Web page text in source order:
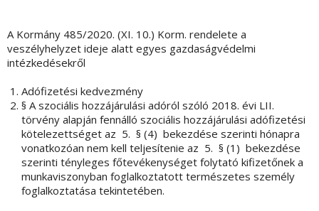
A Kormány 485/2020. (XI. 10.) Korm. rendelete a
veszélyhelyzet ideje alatt egyes gazdaságvédelmi
intézkedésekről
Adófizetési kedvezmény
§ A szociális hozzájárulási adóról szóló 2018. évi LII.
törvény alapján fennálló szociális hozzájárulási adófizetési
kötelezettséget az 5. § (4) bekezdése szerinti hónapra
vonatkozóan nem kell teljesítenie az 5. § (1) bekezdése
szerinti tényleges főtevékenységet folytató kifizetőnek a
munkaviszonyban foglalkoztatott természetes személy
foglalkoztatása tekintetében.